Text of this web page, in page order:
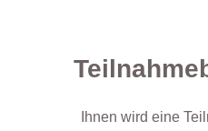
Ihnen wird eine